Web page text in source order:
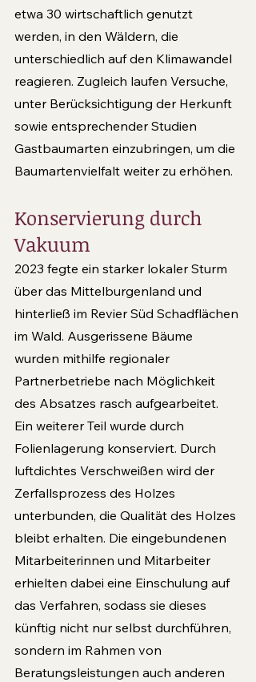
etwa 30 wirtschaftlich genutzt
werden, in den Wäldern, die
unterschiedlich auf den Klimawandel
reagieren. Zugleich laufen Versuche,
unter Berücksichtigung der Herkunft
sowie entsprechender Studien
Gastbaumarten einzubringen, um die
Baumartenvielfalt weiter zu erhöhen.
Konservierung durch
Vakuum
2023 fegte ein starker lokaler Sturm
über das Mittelburgenland und
hinterließ im Revier Süd Schadflächen
im Wald. Ausgerissene Bäume
wurden mithilfe regionaler
Partnerbetriebe nach Möglichkeit
des Absatzes rasch aufgearbeitet.
Ein weiterer Teil wurde durch
Folienlagerung konserviert. Durch
luftdichtes Verschweißen wird der
Zerfallsprozess des Holzes
unterbunden, die Qualität des Holzes
bleibt erhalten. Die eingebundenen
Mitarbeiterinnen und Mitarbeiter
erhielten dabei eine Einschulung auf
das Verfahren, sodass sie dieses
künftig nicht nur selbst durchführen,
sondern im Rahmen von
Beratungsleistungen auch anderen